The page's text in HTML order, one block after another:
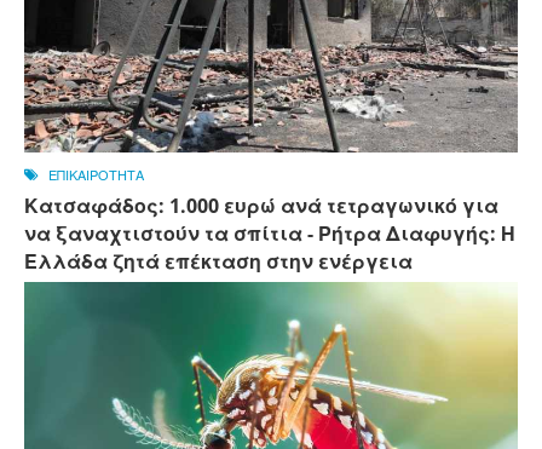
ΕΠΙΚΑΙΡΟΤΗΤΑ
Κατσαφάδος: 1.000 ευρώ ανά τετραγωνικό για
να ξαναχτιστούν τα σπίτια - Ρήτρα Διαφυγής: Η
Ελλάδα ζητά επέκταση στην ενέργεια